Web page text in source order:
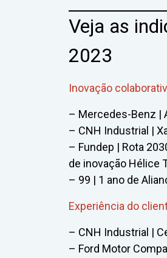
Veja as
2023
Inovação
– Mercedes-Benz |
– CNH Industrial |
– Fundep | Rota
de inovação Hélice
– 99 | 1 ano de
Experiência do
– CNH Industrial |
– Ford Motor